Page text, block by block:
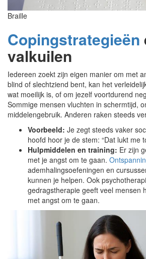
Braille
Copingstrategieën
valkuilen
Iedereen zoekt zijn eigen manier om met
blind of slechtziend bent, kan het
wat moeilijk is, of om jezelf voortdurend
Sommige mensen vluchten in schermtijd,
middelengebruik. Anderen raken steeds
Voorbeeld: Je zegt steeds vaker
hoofd hoor je de stem: “Dat lukt me
Hulpmiddelen en training: Er zijn
met je angst om te gaan.
ademhalingsoefeningen en
kunnen je helpen. Ook
gedragstherapie geeft veel mensen
met angst om te gaan.